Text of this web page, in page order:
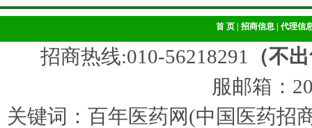
首 页 |招商信息 代理信
招商热线:010-56218291
（不
服邮箱：
关键词：百年医药网(中国医药招